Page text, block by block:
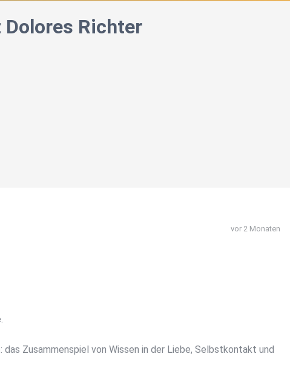
Richter
vor 2 Monaten
Zusammenspiel von Wissen in der Liebe, Selbstkontakt und